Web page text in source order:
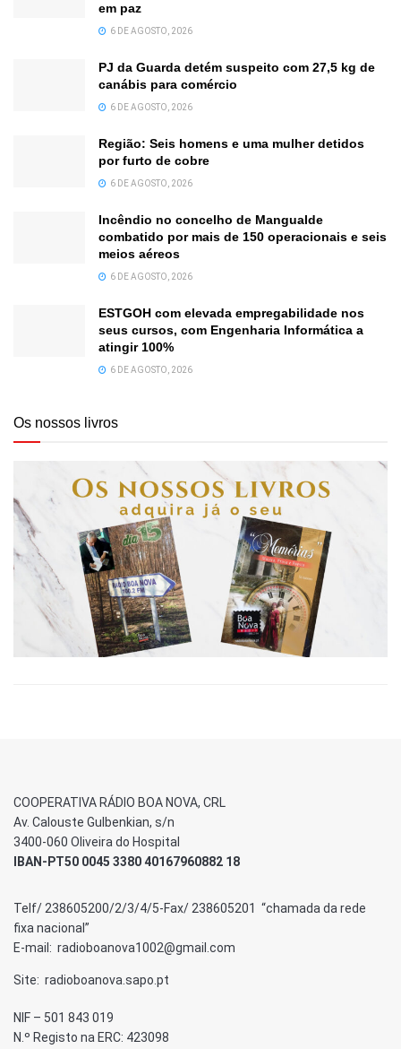
em paz
6 DE AGOSTO, 2026
PJ da Guarda detém suspeito com 27,5 kg de
canábis para comércio
6 DE AGOSTO, 2026
Região: Seis homens e uma mulher detidos
por furto de cobre
6 DE AGOSTO, 2026
Incêndio no concelho de Mangualde
combatido por mais de 150 operacionais e seis
meios aéreos
6 DE AGOSTO, 2026
ESTGOH com elevada empregabilidade nos
seus cursos, com Engenharia Informática a
atingir 100%
6 DE AGOSTO, 2026
Os nossos livros
COOPERATIVA RÁDIO BOA NOVA, CRL
Av. Calouste Gulbenkian, s/n
3400-060 Oliveira do Hospital
IBAN-PT50 0045 3380 40167960882 18
Telf/ 238605200/2/3/4/5-Fax/ 238605201 “chamada da rede
fixa nacional”
E-mail: radioboanova1002@gmail.com
Site: radioboanova.sapo.pt
NIF – 501 843 019
N.º Registo na ERC: 423098